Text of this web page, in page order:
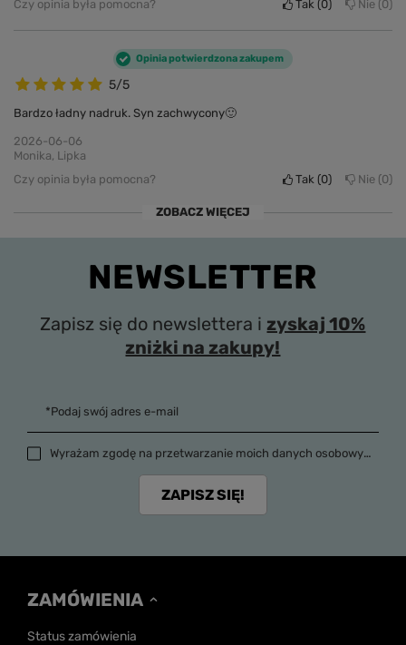
Czy opinia była pomocna?
Tak 0 Nie 0
5/5
Opinia potwierdzona zakupem
Bardzo ładny nadruk. Syn zachwycony🙂
2026-06-06
Monika, Lipka
Czy opinia była pomocna?
Tak 0 Nie 0
ZOBACZ WIĘCEJ
NEWSLETTER
Zapisz się do newslettera i zyskaj 10%
zniżki na zakupy!
*Podaj swój adres e-mail
Wyrażam zgodę na przetwarzanie moich danych osobowych (adres e-mail) na potrzeby wysyłki newslettera z informacją handlową (marketing). Więcej w
ZAPISZ SIĘ!
ZAMÓWIENIA
Status zamówienia